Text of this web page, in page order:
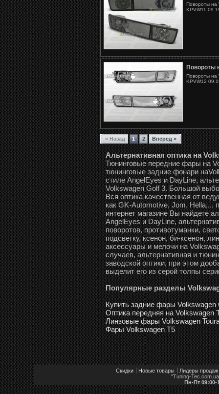
Повороты на
KPVW11
Повороты
Повороты на
KPVW12
« Назад 1 2 Вперед »
Альтернативная оптика на
Тюнинговые передние фары на
тюнинговые задние фонари
стиле AngelEyes и DayLine,
Volkswagen Golf 3. Большой
Вся оптика качественная от
как GK-Automotive, Jom,
интернет магазине Вы найдете
AngelEyes и DayLine,
поворотов, противотуманки,
подсветку, ксенон, би-ксенон,
аксессуары и мелочи на
случаев, альтернативная и
заводской оптики, при этом
выделит его из серой толпы
Популярные разделы
Купить задние фары Volkswagen
Оптика передняя на Volkswagen
Линзовые фары Volkswagen
Фары Volkswagen T5
Скидки Новые товары
Лидеры продаж
"Tuning-
Пн-Пт 09:00-